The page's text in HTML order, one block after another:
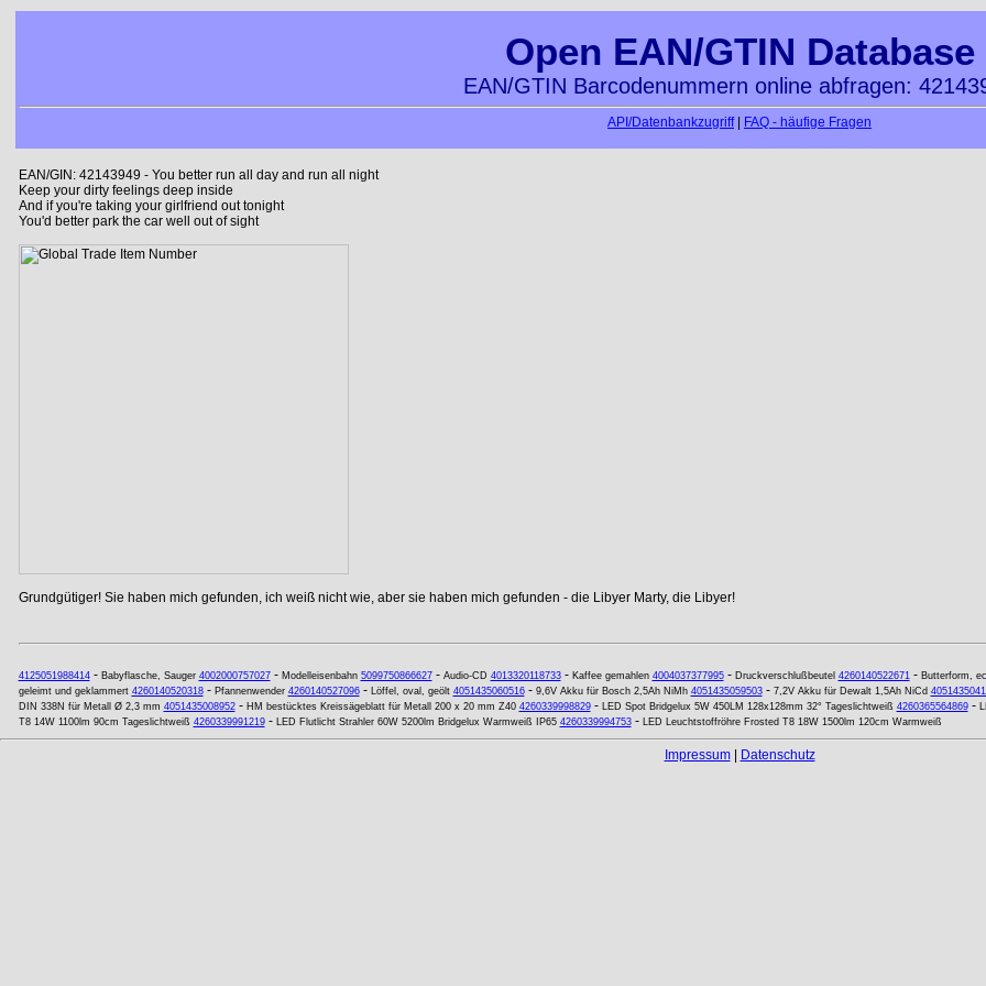
Open EAN/GTIN Database
EAN/GTIN Barcodenummern online abfragen:
API/Datenbankzugriff| FAQ - häufige Fragen
EAN/GIN: 42143949 - You better run all day and run all night
Keep your dirty feelings deep inside
And if you're taking your girlfriend out tonight
You'd better park the car well out of sight
Grundgütiger! Sie haben mich gefunden, ich weiß nicht wie, aber sie haben mich gefunden - die Libyer Marty, die Libyer!
4125051988414- Babyflasche, Sauger 4002000757027- Modelleisenbahn 5099750866627- Audio-CD 4013320118733- Kaffee gemahlen 4004037377995- Druckverschlußbeutel 4260140522671- Butterform,
geleimt und geklammert 4260140520318- Pfannenwender 4260140527096- Löffel, oval, geölt 4051435060516- 9,6V Akku für Bosch 2,5Ah NiMh 4051435059503- 7,2V Akku für Dewalt 1,5Ah NiCd
DIN 338N für Metall Ø 2,3 mm 4051435008952- HM bestücktes Kreissägeblatt für Metall 200 x 20 mm Z40 4260339998829- LED Spot Bridgelux 5W 450LM 128x128mm 32° Tageslichtweiß 4260365564869-
T8 14W 1100lm 90cm Tageslichtweiß 4260339991219- LED Flutlicht Strahler 60W 5200lm Bridgelux Warmweiß IP65 4260339994753- LED Leuchtstoffröhre Frosted T8 18W 1500lm 120cm Warmweiß
Impressum| Datenschutz